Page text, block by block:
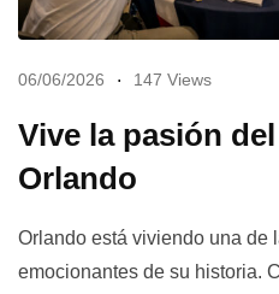
06/06/2026 147 Views
Vive la pasión
Orlando
Orlando está viviendo una de
emocionantes de su historia.